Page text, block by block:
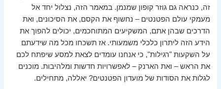
זה, כנראה גם גוזר קופון שמנמן. במאמר הזה, נצלול יחד אל
מעמקי עולם הפטנטים – נחשוף את הקסם, את הסיכונים, ואת
הדרכים שבהן אתם, המשקיעים המתוחכמים, יכולים להפוך את
הידע הזה ליתרון כלכלי משמעותי. אז תשכחו מכל מה שידעתם
על השקעות "רגילות", כי אנחנו עומדים לצאת למסע שיפתח לכם
את הראש – ואת הארנק – לאפשרויות חדשות ומלהיבות. מוכנים
לגלות את הסודות של מועדון הפטנטים? יאללה, מתחילים.